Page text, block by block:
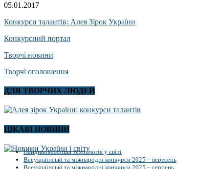
05.01.2017
Конкурси талантів: Алея Зірок України
Конкурсний портал
Творчі новини
Творчі оголошення
ДЛЯ ТВОРЧИХ ЛЮДЕЙ
ЦІКАВІ НОВИНИ
Найдивовижніша технологія у світі
Всеукраїнські та міжнародні конкурси 2025 – вересень
Всеукраїнські та міжнародні конкурси 2025 – серпень